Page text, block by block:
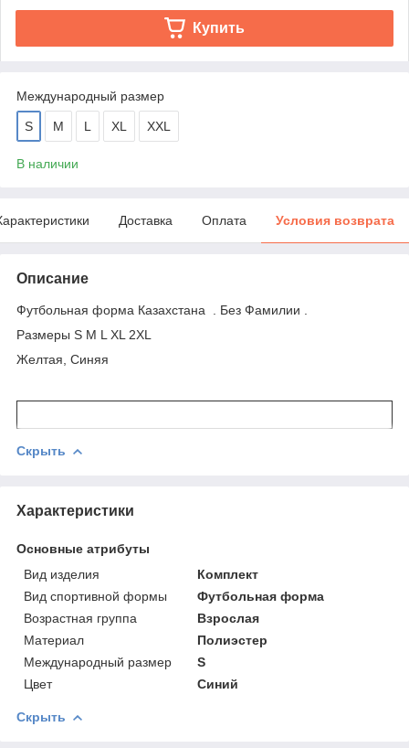
Купить
Международный размер
S M L XL XXL
В наличии
Доставка Оплата Условия возврата
Описание
Футбольная форма Казахстана . Без Фамилии .
Размеры S M L XL 2XL
Желтая, Синяя
Скрыть
Характеристики
Основные атрибуты
Вид изделия
Комплект
Вид спортивной формы
Футбольная форма
Возрастная группа
Взрослая
Материал
Полиэстер
Международный размер
S
Цвет
Синий
Скрыть